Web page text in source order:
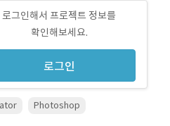
로그인해서 프로젝트 정보를
확인해보세요.
로그인
Photoshop